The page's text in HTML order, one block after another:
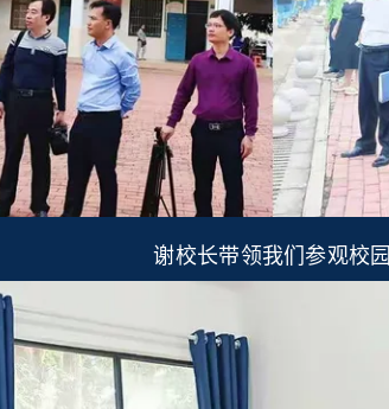
谢校长带领我们参观校园